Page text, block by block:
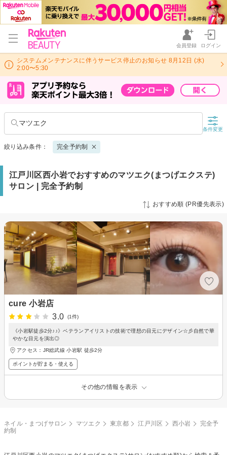
会員登録 ログイン
システムメンテナンスに伴うサービス停止のお知らせ 8月12日 (水)
2:00〜5:30
マツエク
条件変更
絞り込み条件： 完全予約制
江戸川区西小岩でおすすめのマツエク(まつげエクステ)
サロン | 完全予約制
おすすめ順 (PR優先表示)
cure 小岩店
3.0
(1件)
《小岩駅徒歩2分♪♪》ベテランアイリストの技術で理想の目元にデザイン☆彡自然で華
やかな目元を演出◎
アクセス：JR総武線 小岩駅 徒歩2分
ポイントが貯まる・使える
その他の情報を表示
ネイル・まつげサロン マツエク 東京都 江戸川区 西小岩
完全予
約制